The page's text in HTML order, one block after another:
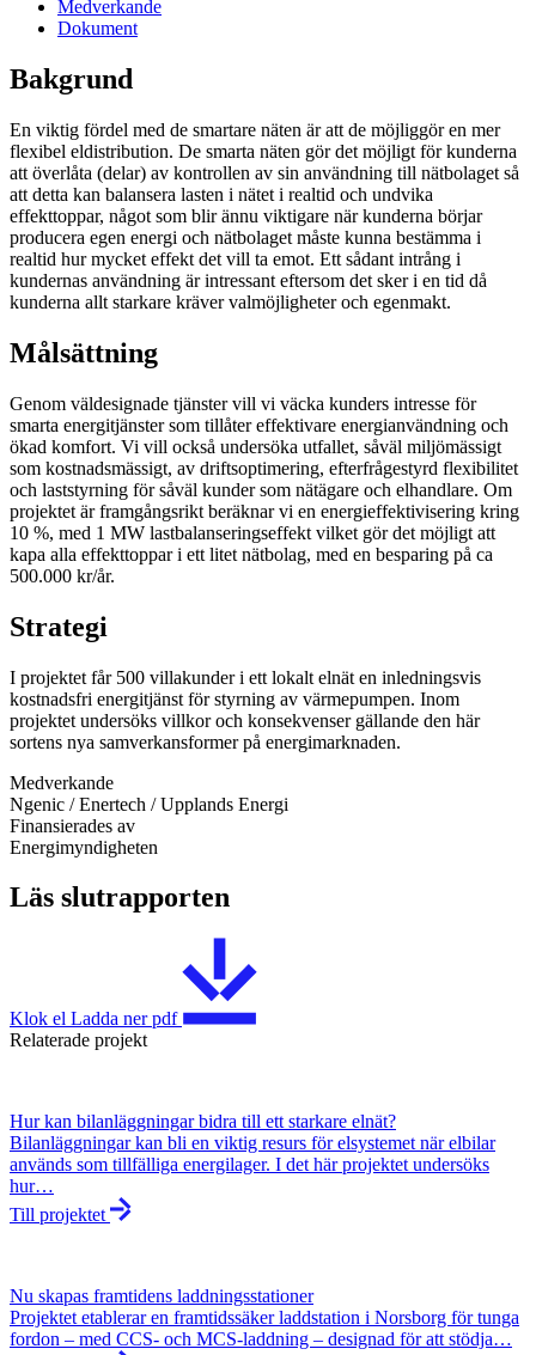
Medverkande
Dokument
Bakgrund
En viktig fördel med de smartare näten är att de möjliggör en mer
flexibel eldistribution. De smarta näten gör det möjligt för kunderna
att överlåta (delar) av kontrollen av sin användning till nätbolaget så
att detta kan balansera lasten i nätet i realtid och undvika
effekttoppar, något som blir ännu viktigare när kunderna börjar
producera egen energi och nätbolaget måste kunna bestämma i
realtid hur mycket effekt det vill ta emot. Ett sådant intrång i
kundernas användning är intressant eftersom det sker i en tid då
kunderna allt starkare kräver valmöjligheter och egenmakt.
Målsättning
Genom väldesignade tjänster vill vi väcka kunders intresse för
smarta energitjänster som tillåter effektivare energianvändning och
ökad komfort. Vi vill också undersöka utfallet, såväl miljömässigt
som kostnadsmässigt, av driftsoptimering, efterfrågestyrd flexibilitet
och laststyrning för såväl kunder som nätägare och elhandlare. Om
projektet är framgångsrikt beräknar vi en energieffektivisering kring
10 %, med 1 MW lastbalanseringseffekt vilket gör det möjligt att
kapa alla effekttoppar i ett litet nätbolag, med en besparing på ca
500.000 kr/år.
Strategi
I projektet får 500 villakunder i ett lokalt elnät en inledningsvis
kostnadsfri energitjänst för styrning av värmepumpen. Inom
projektet undersöks villkor och konsekvenser gällande den här
sortens nya samverkansformer på energimarknaden.
Medverkande
Ngenic / Enertech / Upplands Energi
Finansierades av
Energimyndigheten
Läs slutrapporten
Klok el Ladda nerpdf
Relaterade projekt
Hur kan bilanläggningar bidra till ett starkare elnät?
Bilanläggningar kan bli en viktig resurs för elsystemet när elbilar
används som tillfälliga energilager. I det här projektet undersöks
hur…
Till projektet
Nu skapas framtidens laddningsstationer
Projektet etablerar en framtidssäker laddstation i Norsborg för tunga
fordon – med CCS- och MCS-laddning – designad för att stödja…